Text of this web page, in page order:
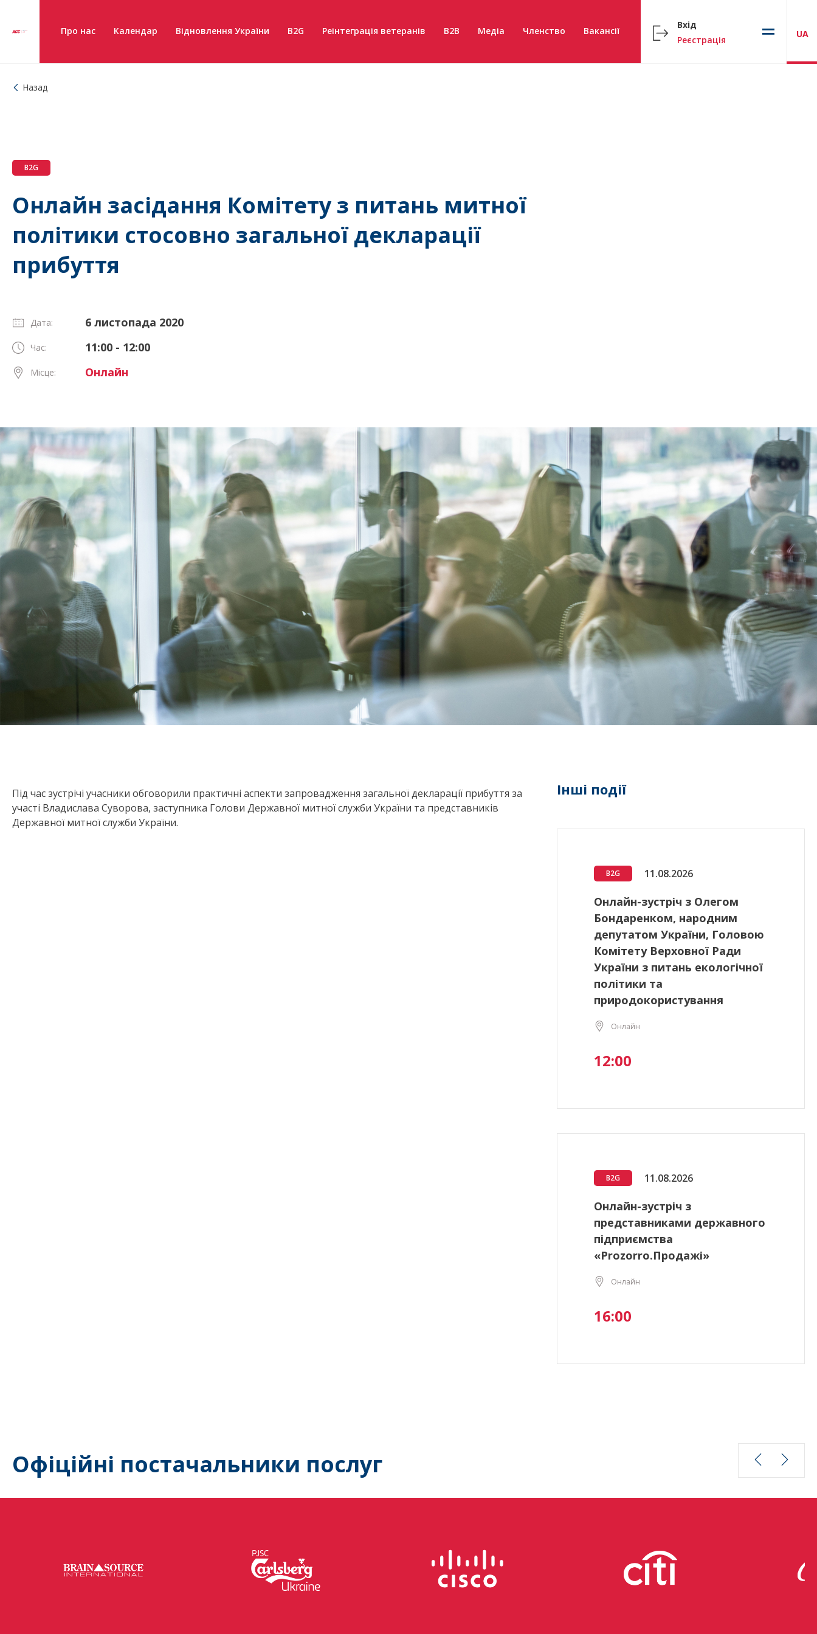
Про нас Календар Відновлення України B2G Реінтеграція ветеранів B2B Медіа Членство Вакансії
Вхід
Реєстрація
UA
Назад
B2G
Онлайн засідання Комітету з питань митної
політики стосовно загальної декларації
прибуття
Дата: 6 листопада 2020
Час: 11:00 - 12:00
Місце: Онлайн
Під час зустрічі учасники обговорили практичні аспекти запровадження загальної декларації прибуття за
участі Владислава Суворова, заступника Голови Державної митної служби України та представників
Державної митної служби України.
Інші події
B2G 11.08.2026
Онлайн-зустріч з Олегом
Бондаренком, народним
депутатом України, Головою
Комітету Верховної Ради
України з питань екологічної
політики та
природокористування
Онлайн
12:00
B2G 11.08.2026
Онлайн-зустріч з
представниками державного
підприємства
«Prozorro.Продажі»
Онлайн
16:00
Офіційні постачальники послуг